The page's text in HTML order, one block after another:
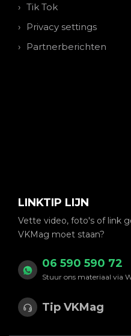
Tik Tok
Privacy settings
Partnerberichten
LINKTIP LIJN
Vette video, foto's of link
VKMag moet staan?
06 590 590 72
Stuur ons materiaal via
Tip VKMag